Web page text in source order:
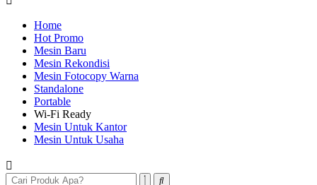
Home
Hot Promo
Mesin Baru
Mesin Rekondisi
Mesin Fotocopy Warna
Standalone
Portable
Wi-Fi Ready
Mesin Untuk Kantor
Mesin Untuk Usaha